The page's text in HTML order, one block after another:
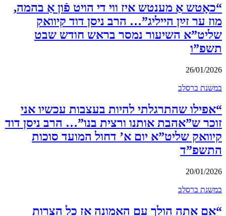
“כאָטש אַ מענטש איז ווי די הויט פֿון אַ בהמה,
מוז ער זײַן הייליג”… הרב ניסן דוד קיוואק
שליט”א השיעור נמסר בראש חודש שבט
תשפ”ו
26/01/2026
במשנת ברסלב
“אפילו שהתרגלתי להיות בעצבות עכשיו אני
זוכר ש”אהבת אותנו ורצית בנו”… הרב ניסן דוד
קיוואק שליט”א יום א’ דחול המועד סוכות
התשפ”ד
20/01/2026
במשנת ברסלב
“אם אתה הולך עם האמונה אז כל הצרות